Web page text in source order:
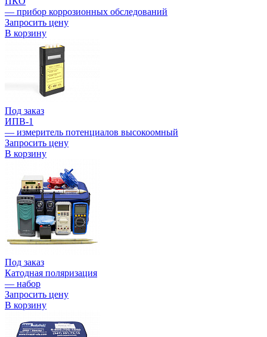
— прибор коррозионных обследований
Запросить цену
В корзину
Под заказ
ИПВ-1
— измеритель потенциалов высокоомный
Запросить цену
В корзину
Под заказ
Катодная поляризация
— набор
Запросить цену
В корзину